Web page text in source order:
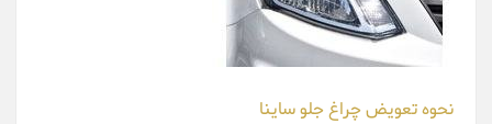
نحوه تعویض چراغ جلو ساینا